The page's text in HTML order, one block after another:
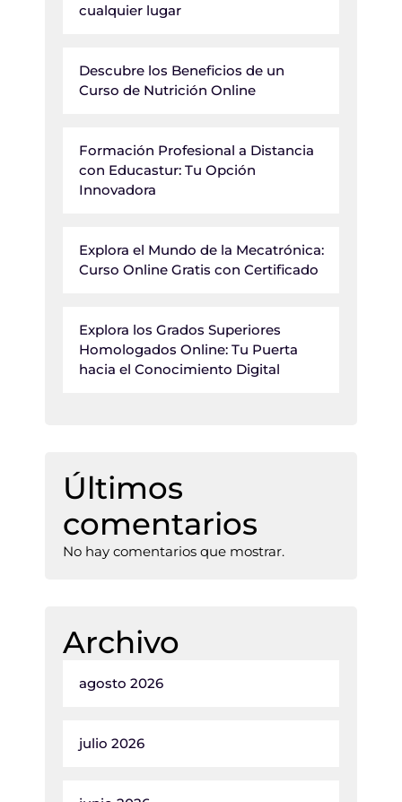
cualquier lugar
Descubre los Beneficios de un
Curso de Nutrición Online
Formación Profesional a Distancia
con Educastur: Tu Opción
Innovadora
Explora el Mundo de la Mecatrónica:
Curso Online Gratis con Certificado
Explora los Grados Superiores
Homologados Online: Tu Puerta
hacia el Conocimiento Digital
Últimos
comentarios
No hay comentarios que mostrar.
Archivo
agosto 2026
julio 2026